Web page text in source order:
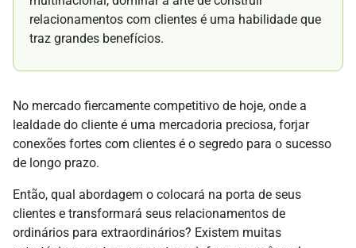
relacionamentos com clientes é uma habilidade que
traz grandes benefícios.
No mercado fiercamente competitivo de hoje, onde a
lealdade do cliente é uma mercadoria preciosa, forjar
conexões fortes com clientes é o segredo para o sucesso
de longo prazo.
Então, qual abordagem o colocará na porta de seus
clientes e transformará seus relacionamentos de
ordinários para extraordinários? Existem muitas